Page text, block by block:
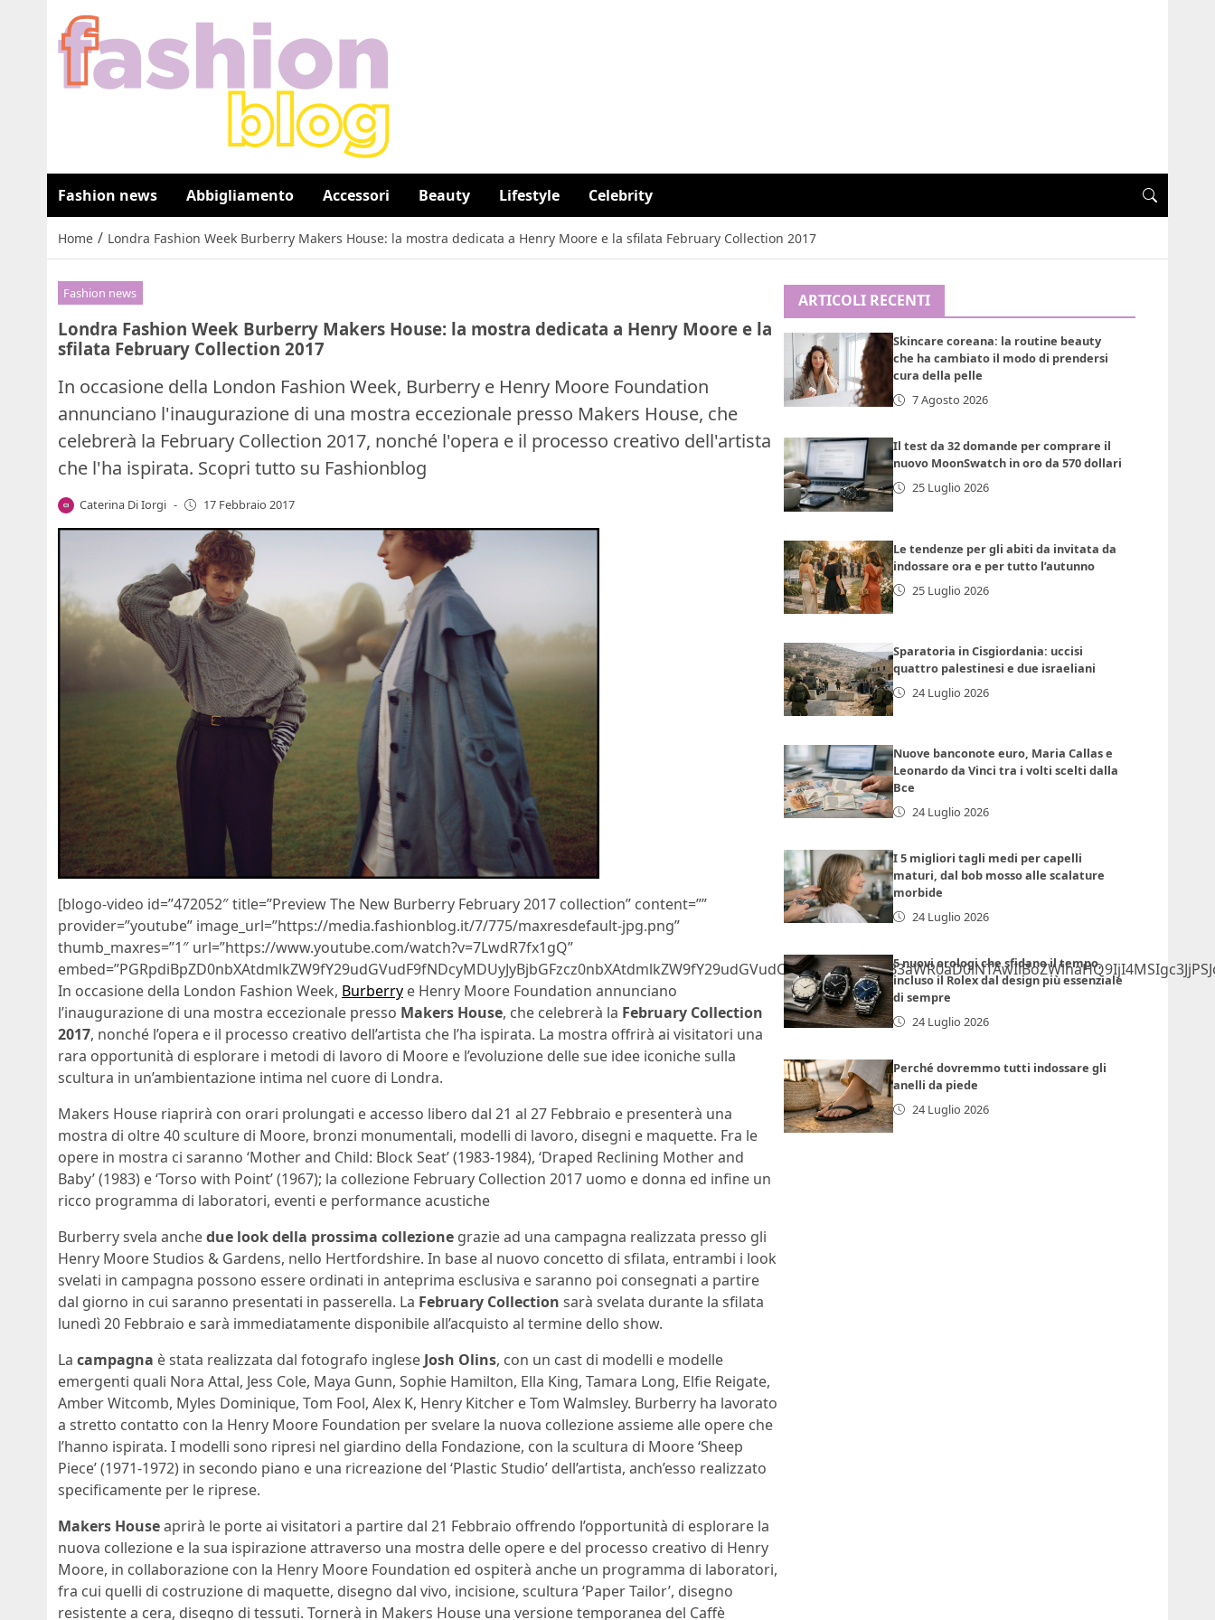
Fashion news Abbigliamento Accessori Beauty Lifestyle Celebrity
Home / Londra Fashion Week Burberry Makers House: la mostra dedicata a Henry Moore e la sfilata February Collection 2017
Fashion news
Londra Fashion Week Burberry Makers House: la mostra dedicata a Henry Moore e la
sfilata February Collection 2017
In occasione della London Fashion Week, Burberry e Henry Moore Foundation
annunciano l'inaugurazione di una mostra eccezionale presso Makers House, che
celebrerà la February Collection 2017, nonché l'opera e il processo creativo dell'artista
che l'ha ispirata. Scopri tutto su Fashionblog
Caterina Di Iorgi - 17 Febbraio 2017
[blogo-video id=”472052″ title=”Preview The New Burberry February 2017 collection” content=””
provider=”youtube” image_url=”https://media.fashionblog.it/7/775/maxresdefault-jpg.png”
thumb_maxres=”1″ url=”https://www.youtube.com/watch?v=7LwdR7fx1gQ”
In occasione della London Fashion Week, Burberry e Henry Moore Foundation annunciano
l’inaugurazione di una mostra eccezionale presso Makers House, che celebrerà la February Collection
2017, nonché l’opera e il processo creativo dell’artista che l’ha ispirata. La mostra offrirà ai visitatori una
rara opportunità di esplorare i metodi di lavoro di Moore e l’evoluzione delle sue idee iconiche sulla
scultura in un’ambientazione intima nel cuore di Londra.
Makers House riaprirà con orari prolungati e accesso libero dal 21 al 27 Febbraio e presenterà una
mostra di oltre 40 sculture di Moore, bronzi monumentali, modelli di lavoro, disegni e maquette. Fra le
opere in mostra ci saranno ‘Mother and Child: Block Seat’ (1983-1984), ‘Draped Reclining Mother and
Baby’ (1983) e ‘Torso with Point’ (1967); la collezione February Collection 2017 uomo e donna ed infine un
ricco programma di laboratori, eventi e performance acustiche
Burberry svela anchedue look della prossima collezione grazie ad una campagna realizzata presso gli
Henry Moore Studios & Gardens, nello Hertfordshire. In base al nuovo concetto di sfilata, entrambi i look
svelati in campagna possono essere ordinati in anteprima esclusiva e saranno poi consegnati a partire
dal giorno in cui saranno presentati in passerella. La February Collection sarà svelata durante la sfilata
lunedì 20 Febbraio e sarà immediatamente disponibile all’acquisto al termine dello show.
La campagna è stata realizzata dal fotografo inglese Josh Olins, con un cast di modelli e modelle
emergenti quali Nora Attal, Jess Cole, Maya Gunn, Sophie Hamilton, Ella King, Tamara Long, Elfie Reigate,
Amber Witcomb, Myles Dominique, Tom Fool, Alex K, Henry Kitcher e Tom Walmsley. Burberry ha lavorato
a stretto contatto con la Henry Moore Foundation per svelare la nuova collezione assieme alle opere che
l’hanno ispirata. I modelli sono ripresi nel giardino della Fondazione, con la scultura di Moore ‘Sheep
Piece’ (1971-1972) in secondo piano e una ricreazione del ‘Plastic Studio’ dell’artista, anch’esso realizzato
specificamente per le riprese.
Makers Houseaprirà le porte ai visitatori a partire dal 21 Febbraio offrendo l’opportunità di esplorare la
nuova collezione e la sua ispirazione attraverso una mostra delle opere e del processo creativo di Henry
Moore, in collaborazione con la Henry Moore Foundation ed ospiterà anche un programma di laboratori,
fra cui quelli di costruzione di maquette, disegno dal vivo, incisione, scultura ‘Paper Tailor’, disegno
resistente a cera, disegno di tessuti. Tornerà in Makers House una versione temporanea del Caffè
ARTICOLI RECENTI
Skincare coreana: la routine beauty
che ha cambiato il modo di prendersi
cura della pelle
7 Agosto 2026
Il test da 32 domande per comprare il
nuovo MoonSwatch in oro da 570 dollari
25 Luglio 2026
Le tendenze per gli abiti da invitata da
indossare ora e per tutto l’autunno
25 Luglio 2026
Sparatoria in Cisgiordania: uccisi
quattro palestinesi e due israeliani
24 Luglio 2026
Nuove banconote euro, Maria Callas e
Leonardo da Vinci tra i volti scelti dalla
Bce
24 Luglio 2026
I 5 migliori tagli medi per capelli
maturi, dal bob mosso alle scalature
morbide
24 Luglio 2026
5 nuovi orologi che sfidano il tempo,
incluso il Rolex dal design più essenziale
di sempre
24 Luglio 2026
Perché dovremmo tutti indossare gli
anelli da piede
24 Luglio 2026